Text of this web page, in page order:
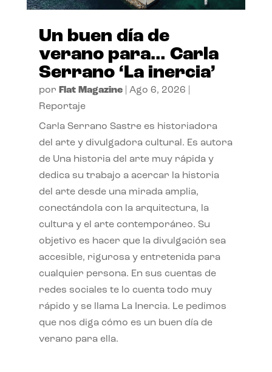
Un buen día de
verano para… Carla
Serrano ‘La inercia’
por Flat Magazine| Ago 6, 2026
Reportaje
Carla Serrano Sastre es historiadora
del arte y divulgadora cultural. Es autora
de Una historia del arte muy rápida y
dedica su trabajo a acercar la historia
del arte desde una mirada amplia,
conectándola con la arquitectura, la
cultura y el arte contemporáneo. Su
objetivo es hacer que la divulgación sea
accesible, rigurosa y entretenida para
cualquier persona. En sus cuentas de
redes sociales te lo cuenta todo muy
rápido y se llama La Inercia. Le pedimos
que nos diga cómo es un buen día de
verano para ella.